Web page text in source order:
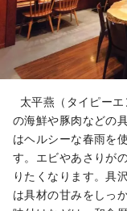
太平燕（タイピー
の海鮮や豚肉などの
はヘルシーな春雨を
す。エビやあさりが
りたくなります。具
は具材の甘みをしっ